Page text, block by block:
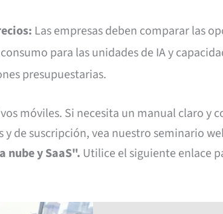
Las empresas deben comparar las
para las unidades de IA y
presupuestarias.
móviles. Si necesita un manual claro y
de suscripción, vea nuestro seminario
nube y SaaS". Utilice el siguiente enlace